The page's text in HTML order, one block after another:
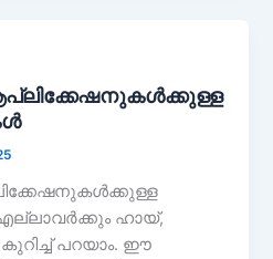
ഹായ്,
പറയാം. ഈ